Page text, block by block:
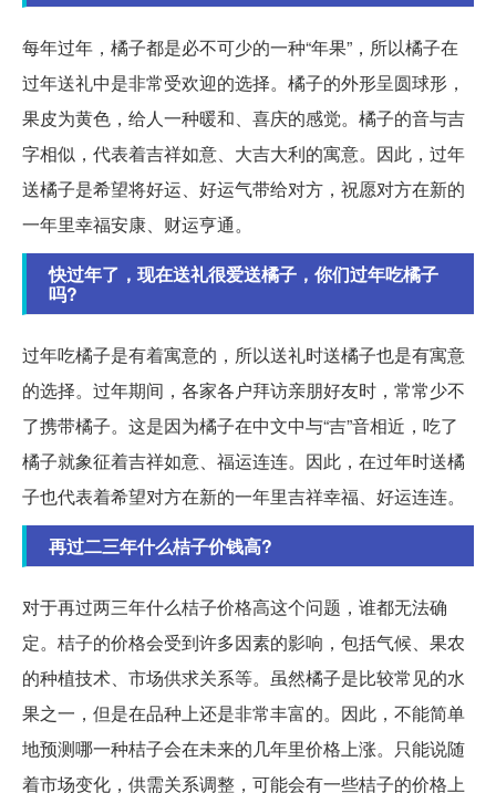
每年过年，橘子都是必不可少的一种“年果”，所以橘子在
过年送礼中是非常受欢迎的选择。橘子的外形呈圆球形，
果皮为黄色，给人一种暖和、喜庆的感觉。橘子的音与吉
字相似，代表着吉祥如意、大吉大利的寓意。因此，过年
送橘子是希望将好运、好运气带给对方，祝愿对方在新的
一年里幸福安康、财运亨通。
快过年了，现在送礼很爱送橘子，你们过年吃橘子
吗?
过年吃橘子是有着寓意的，所以送礼时送橘子也是有寓意
的选择。过年期间，各家各户拜访亲朋好友时，常常少不
了携带橘子。这是因为橘子在中文中与“吉”音相近，吃了
橘子就象征着吉祥如意、福运连连。因此，在过年时送橘
子也代表着希望对方在新的一年里吉祥幸福、好运连连。
再过二三年什么桔子价钱高?
对于再过两三年什么桔子价格高这个问题，谁都无法确
定。桔子的价格会受到许多因素的影响，包括气候、果农
的种植技术、市场供求关系等。虽然橘子是比较常见的水
果之一，但是在品种上还是非常丰富的。因此，不能简单
地预测哪一种桔子会在未来的几年里价格上涨。只能说随
着市场变化，供需关系调整，可能会有一些桔子的价格上